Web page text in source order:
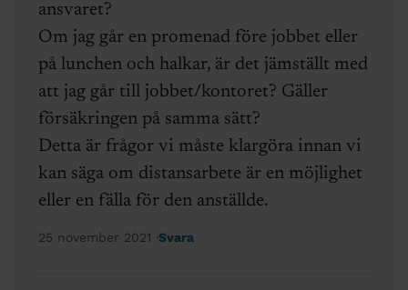
ansvaret?
Om jag går en promenad före jobbet eller
på lunchen och halkar, är det jämställt med
att jag går till jobbet/kontoret? Gäller
försäkringen på samma sätt?
Detta är frågor vi måste klargöra innan vi
kan säga om distansarbete är en möjlighet
eller en fälla för den anställde.
25 november 2021 Svara